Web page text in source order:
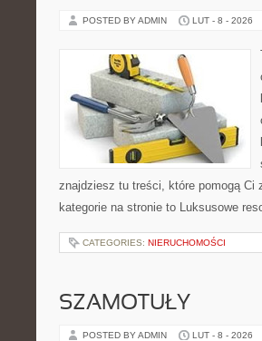
POSTED BY ADMIN LUT - 8 - 2026
znajdziesz tu treści, które pomogą Ci
kategorie na stronie to Luksusowe
CATEGORIES: NIERUCHOMOŚCI
SZAMOTUŁY
POSTED BY ADMIN LUT - 8 - 2026